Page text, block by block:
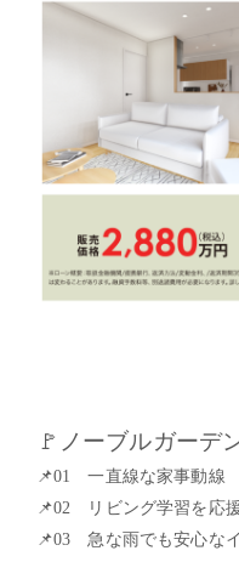
🚩 ノーブルガーデ
📌01 一直線な家事動線
📌02 リビング学習を応
📌03 急な雨でも安心な